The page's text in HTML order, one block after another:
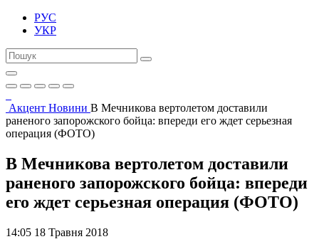
РУС
УКР
Акцент Новини В Мечникова вертолетом доставили
раненого запорожского бойца: впереди его ждет серьезная
операция (ФОТО)
В Мечникова вертолетом доставили
раненого запорожского бойца: впереди
его ждет серьезная операция (ФОТО)
14:05 18 Травня 2018